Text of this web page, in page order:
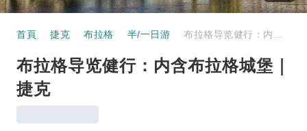
首頁 捷克 布拉格 半/一日游
布拉格导览健行：内含布拉格城堡｜
捷克